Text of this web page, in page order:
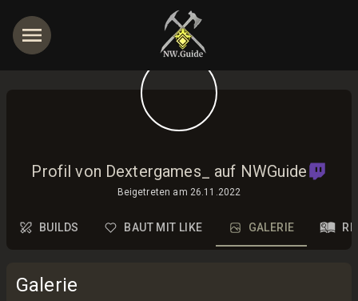
Profil von Dextergames_ auf NWGuide
Beigetreten am 26.11.2022
BUILDS BAUT MIT LIKE GALERIE
Galerie